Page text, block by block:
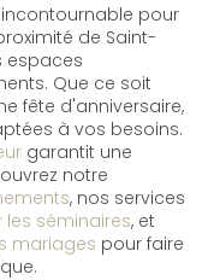
pour
de Saint-
espaces
Que ce soit
fête d'anniversaire,
à vos besoins.
garantit une
notre
, nos services
séminaires, et
mariages pour faire